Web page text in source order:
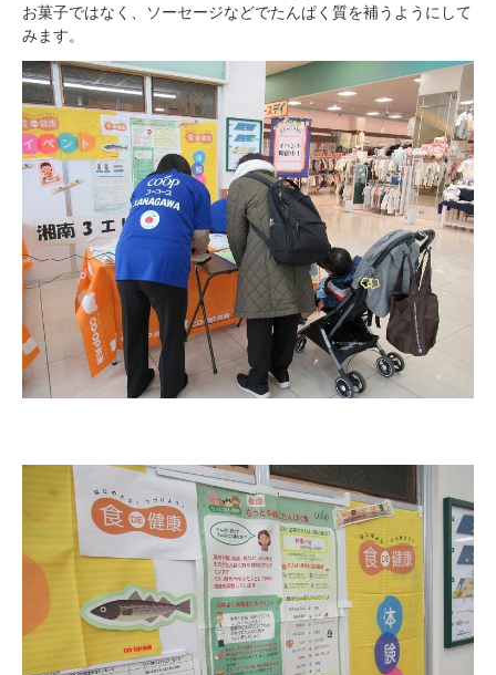
お菓子ではなく、ソーセージなどでたんぱく質を補うようにして
みます。